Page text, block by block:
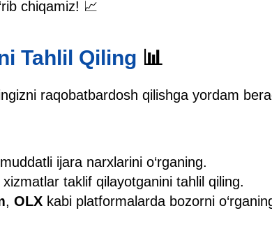
chiqamiz! 📈
Tahlil Qiling 📊
raqobatbardosh qilishga yordam
ijara narxlarini o‘rganing.
taklif qilayotganini tahlil qiling.
, OLX kabi platformalarda bozorni